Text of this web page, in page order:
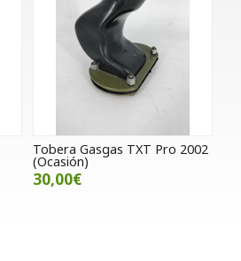
Tobera Gasgas TXT Pro 2002
(Ocasión)
30,00€